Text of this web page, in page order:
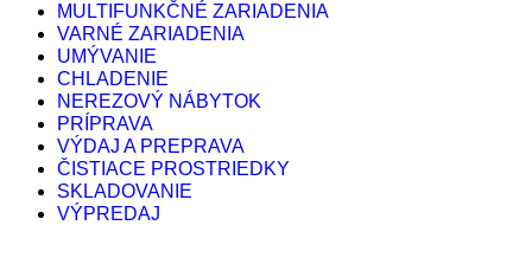
MULTIFUNKČNÉ ZARIADENIA
VARNÉ ZARIADENIA
UMÝVANIE
CHLADENIE
NEREZOVÝ NÁBYTOK
PRÍPRAVA
VÝDAJ A PREPRAVA
ČISTIACE PROSTRIEDKY
SKLADOVANIE
VÝPREDAJ